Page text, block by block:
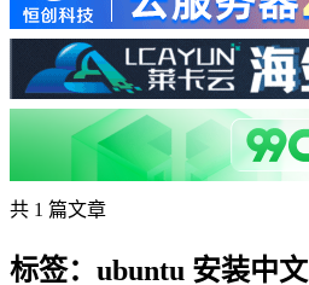
共 1 篇文章
标签：ubuntu 安装中文